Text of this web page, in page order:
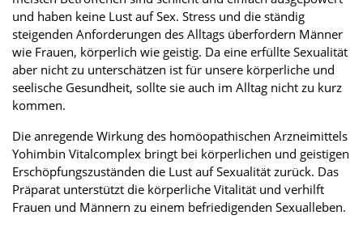
und haben keine Lust auf Sex. Stress und die ständig
steigenden Anforderungen des Alltags überfordern Männer
wie Frauen, körperlich wie geistig. Da eine erfüllte Sexualität
aber nicht zu unterschätzen ist für unsere körperliche und
seelische Gesundheit, sollte sie auch im Alltag nicht zu kurz
kommen.
Die anregende Wirkung des homöopathischen Arzneimittels
Yohimbin Vitalcomplex bringt bei körperlichen und geistigen
Erschöpfungszuständen die Lust auf Sexualität zurück. Das
Präparat unterstützt die körperliche Vitalität und verhilft
Frauen und Männern zu einem befriedigenden Sexualleben.